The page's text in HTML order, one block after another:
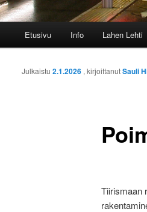
Etusivu Info Lahen Lehti
Julkaistu 2.1.2026 , kirjoittanutSauli
Tiirismaan